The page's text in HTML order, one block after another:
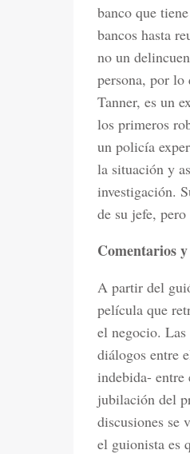
banco que
bancos hasta
no un
persona, por lo
Tanner, es un
los primeros
un policía
la situación y
investigación.
de su jefe,
Comentarios
A partir del
película que
el negocio. Las
diálogos entre
indebida-
jubilación del
discusiones se
el guionista es